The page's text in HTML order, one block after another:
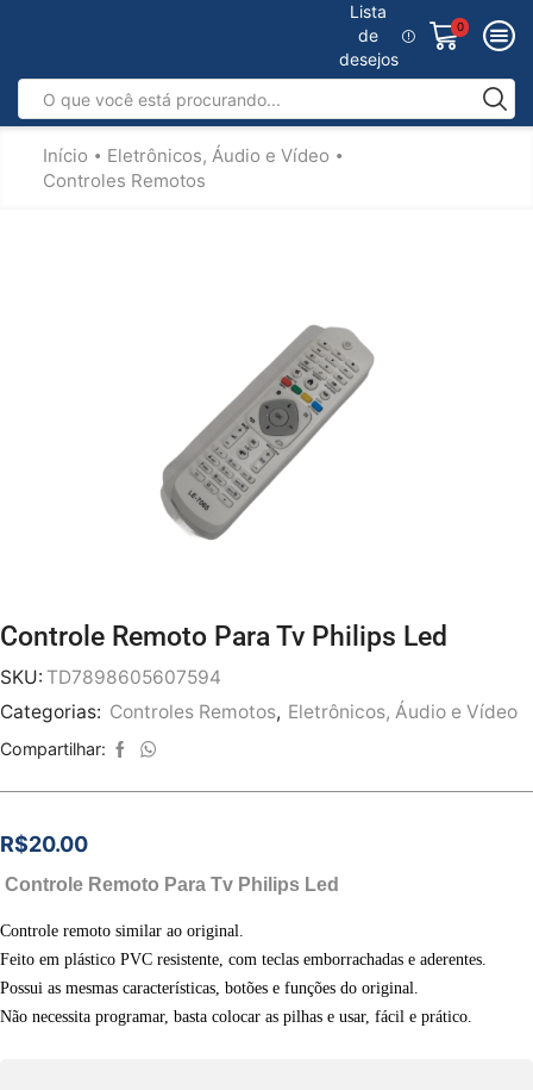
Lista
de
desejos
0
Início • Eletrônicos, Áudio e Vídeo •
Controles Remotos
Controle Remoto Para Tv Philips Led
SKU: TD7898605607594
Categorias: Controles Remotos, Eletrônicos, Áudio e Vídeo
Compartilhar:
R$20.00
Controle Remoto Para Tv Philips Led
Controle remoto similar ao original.
Feito em plástico PVC resistente, com teclas emborrachadas e aderentes.
Possui as mesmas características, botões e funções do original.
Não necessita programar, basta colocar as pilhas e usar, fácil e prático.